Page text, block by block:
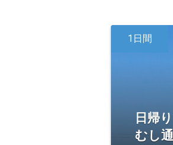
1日間
日帰
むし